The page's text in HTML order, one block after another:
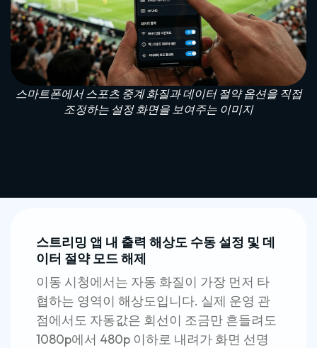
스마트폰에서 스포츠 중계 화질과 데이터 절약 옵션을 직접
조정하는 설정 화면을 보여주는 이미지
스트리밍 앱 내 출력 해상도 수동 설정 및 데
이터 절약 모드 해제
이동 시청에서는 자동 화질이 가장 먼저 타
협하는 영역이 해상도입니다. 실제 운영 관
점에서도 자동값은 회선이 조금만 흔들려도
1080p에서 480p 이하로 내려가 화면 선명